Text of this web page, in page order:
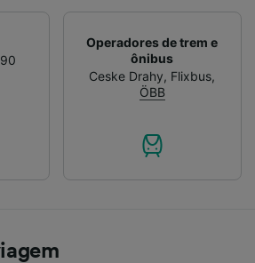
Operadores de trem e
ônibus
Ceske Drahy, Flixbus,
ÖBB